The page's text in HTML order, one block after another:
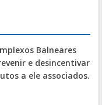
Balneares
e desincentivar
a ele associados.